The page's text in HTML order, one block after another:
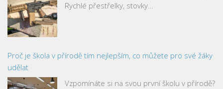
Rychlé přestřelky, stovky…
Proč je škola v přírodě tím nejlepším, co můžete pro své žáky
udělat
Vzpomínáte si na svou první školu v přírodě?